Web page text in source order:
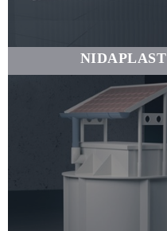
NIDAPLAST